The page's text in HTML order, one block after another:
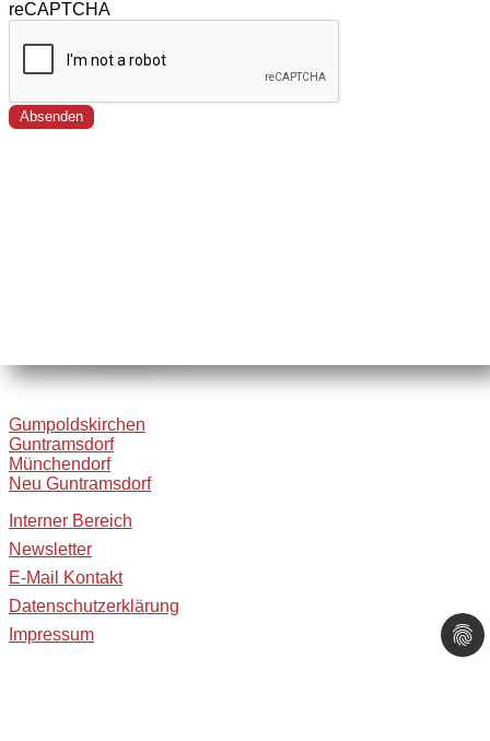
reCAPTCHA
Absenden
Gumpoldskirchen
Guntramsdorf
Münchendorf
Neu Guntramsdorf
Interner Bereich
Newsletter
E-Mail Kontakt
Datenschutzerklärung
Impressum